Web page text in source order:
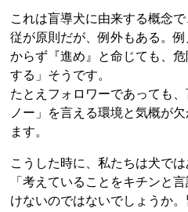
これは盲導犬に由来する概念
従が原則だが、例外もある。
からず『進め』と命じても、
する」そうです。
たとえフォロワーであっても
ノー」を言える環境と気概が
ます。
こうした時に、私たちは犬で
「考えていることをキチンと
けないのではないでしょうか